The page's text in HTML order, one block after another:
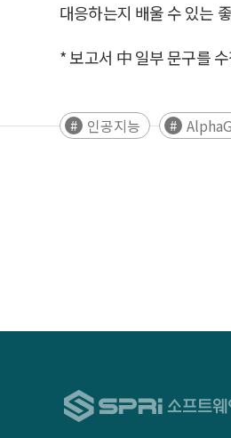
대응하는지 배울 수 있는
* 보고서 中 일부 문구를
인공지능